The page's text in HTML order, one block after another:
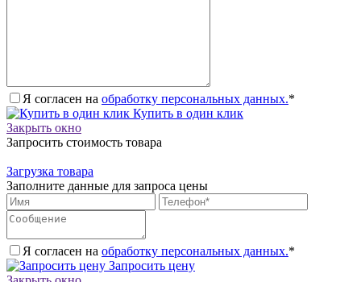
Я согласен на обработку персональных данных.*
Купить в один клик
Закрыть окно
Запросить стоимость товара
Загрузка товара
Заполните данные для запроса цены
Я согласен на обработку персональных данных.*
Запросить цену